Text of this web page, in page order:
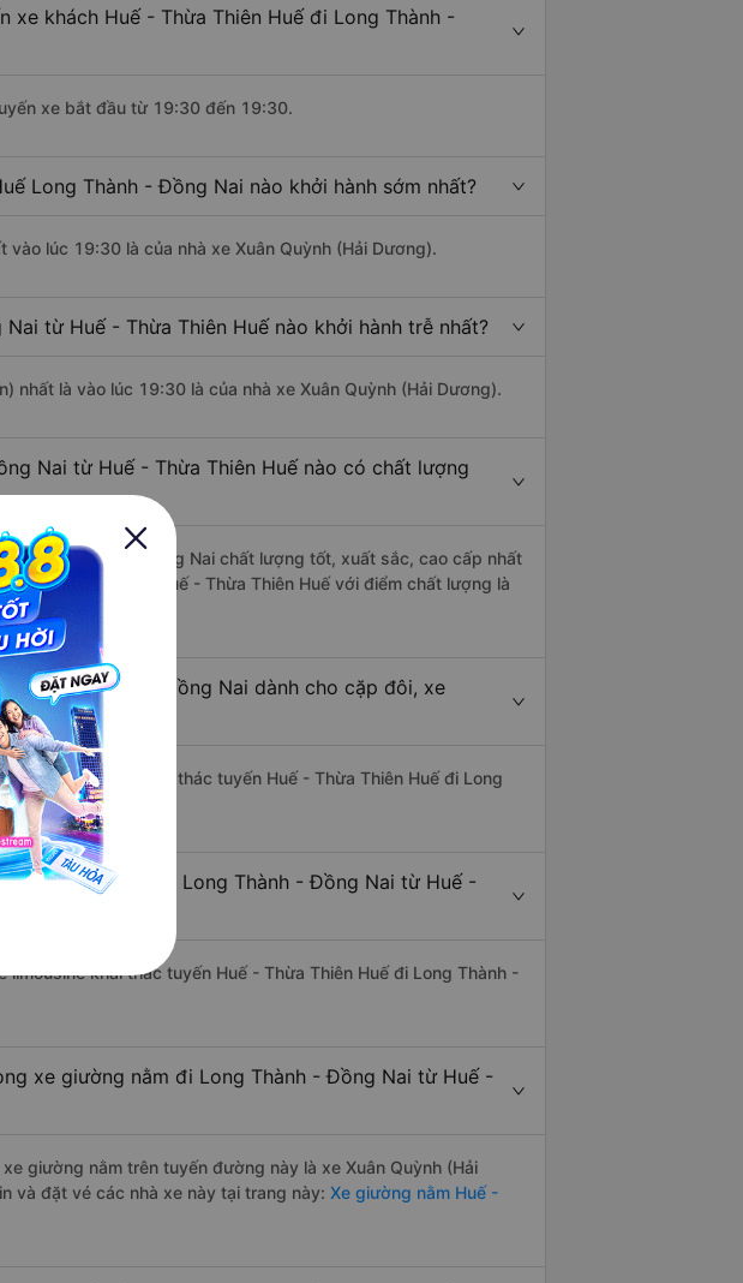
xe khách Huế - Thừa Thiên Huế đi Long Thành -
xe bắt đầu từ 19:30 đến 19:30.
Long Thành - Đồng Nai nào khởi hành sớm nhất?
lúc 19:30 là của nhà xe Xuân Quỳnh (Hải Dương).
từ Huế - Thừa Thiên Huế nào khởi hành trễ nhất?
nhất là vào lúc 19:30 là của nhà xe Xuân Quỳnh (Hải Dương).
Nai từ Huế - Thừa Thiên Huế nào có chất lượng
Long Thành - Đồng Nai chất lượng tốt, xuất sắc, cao cấp nhất
- Đồng Nai từ Huế - Thừa Thiên Huế với điểm chất lượng là
Long Thành - Đồng Nai dành cho cặp đôi, xe
giường nằm đôi khai thác tuyến Huế - Thừa Thiên Huế đi Long
xe Limousine đi Long Thành - Đồng Nai từ Huế -
limousine khai thác tuyến Huế - Thừa Thiên Huế đi Long Thành -
xe giường nằm đi Long Thành - Đồng Nai từ Huế -
giường nằm trên tuyến đường này là xe Xuân Quỳnh (Hải
và đặt vé các nhà xe này tại trang này: Xe giường nằm Huế -